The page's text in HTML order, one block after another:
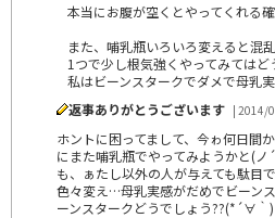
本当にお腹が空くとやってくれる確
また、哺乳瓶いろいろ変えると混乱
1つで少し根気強くやってみてはど
私はビーンスタークでダメで母乳
返事ありがとうございます | 2014/
ホントに困ってまして、今ゎ何日間
にまた哺乳瓶でやってみようかと(
も、ぁたし以外の人が与えても駄目
色々変え…母乳実感がだめでビーン
ーンスタークどうでしょう??(*´∀｀)